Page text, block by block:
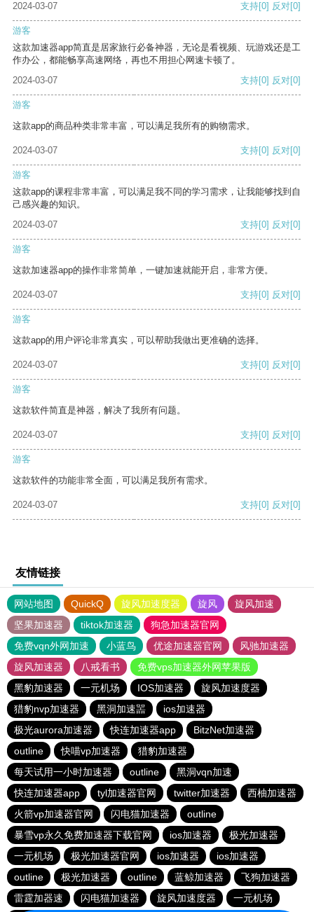
2024-03-07
支持[0] 反对[0]
游客
这款加速器app简直是居家旅行必备神器，无论是看视频、玩游戏还是工
作办公，都能畅享高速网络，再也不用担心网速卡顿了。
2024-03-07
支持[0] 反对[0]
游客
这款app的商品种类非常丰富，可以满足我所有的购物需求。
2024-03-07 支持[0] 反对[0]
游客
这款app的课程非常丰富，可以满足我不同的学习需求，让我能够找到自
己感兴趣的知识。
2024-03-07
支持[0] 反对[0]
游客
这款加速器app的操作非常简单，一键加速就能开启，非常方便。
2024-03-07 支持[0] 反对[0]
游客
这款app的用户评论非常真实，可以帮助我做出更准确的选择。
2024-03-07 支持[0] 反对[0]
游客
这款软件简直是神器，解决了我所有问题。
2024-03-07 支持[0] 反对[0]
游客
这款软件的功能非常全面，可以满足我所有需求。
2024-03-07 支持[0] 反对[0]
友情链接
网站地图 QuickQ 旋风加速度器 旋风
旋风加速
坚果加速器
tiktok加速器
狗急加速器官网
免费vqn外网加速
小蓝鸟 优途加速器官网
风驰加速器
旋风加速器
八戒看书
免费vps加速器外网苹果版
黑豹加速器
一元机场 IOS加速器
旋风加速度器
猎豹nvp加速器
黑洞加速噐
ios加速器
极光aurora加速器
快连加速器app
BitzNet加速器
outline
快喵vp加速器
猎豹加速器
每天试用一小时加速器
outline
黑洞vqn加速
快连加速器app
tyl加速器官网 twitter加速器
西柚加速器
火箭vp加速器官网
闪电猫加速器
outline
暴雪vp永久免费加速器下载官网
ios加速器
极光加速器
一元机场
极光加速器官网 ios加速器
ios加速器
outline
极光加速器 outline 蓝鲸加速器
飞狗加速器
雷霆加器速
闪电猫加速器 旋风加速度器 一元机场